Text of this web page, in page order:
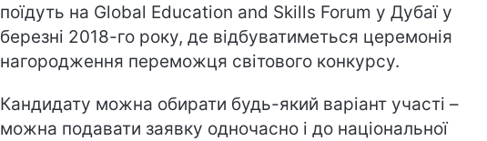
поїдуть на Global Education and Skills Forum у Дубаї у
березні 2018-го року, де відбуватиметься церемонія
нагородження переможця світового конкурсу.
Кандидату можна обирати будь-який варіант участі –
можна подавати заявку одночасно і до національної